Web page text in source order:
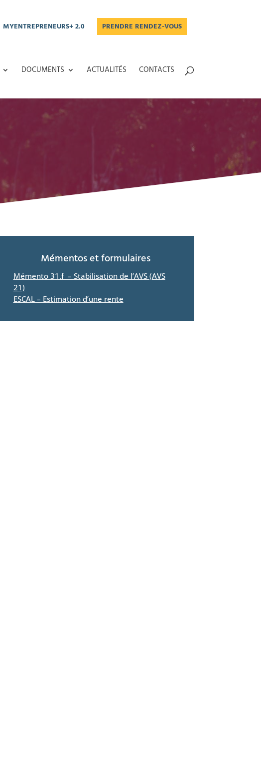
PRENDRE RENDEZ-VOUS
MYENTREPRENEURS+ 2.0
DOCUMENTS ACTUALITÉS CONTACTS
Mémentos et formulaires
Mémento 31.f – Stabilisation de l’AVS (AVS
21)
ESCAL – Estimation d’une rente